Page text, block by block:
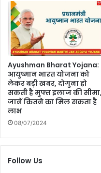
Ayushman Bharat Yojana:
आयुष्मान भारत योजना को
लेकर बड़ी खबर, दोगुना हो
सकती है मुफ्त इलाज की सीमा,
जानें कितने का मिल सकता है
लाभ
08/07/2024
Follow Us